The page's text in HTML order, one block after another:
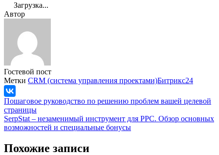
Загрузка...
Автор
Гостевой пост
Метки CRM (система управления проектами)Битрикс24
Пошаговое руководство по решению проблем вашей целевой
страницы
SerpStat – незаменимый инструмент для PPC. Обзор основных
возможностей и специальные бонусы
Похожие записи